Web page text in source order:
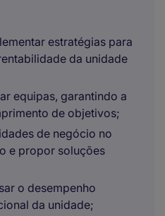
estratégias para
da unidade
equipas, garantindo a
de objetivos;
de negócio no
e propor soluções
o desempenho
da unidade;